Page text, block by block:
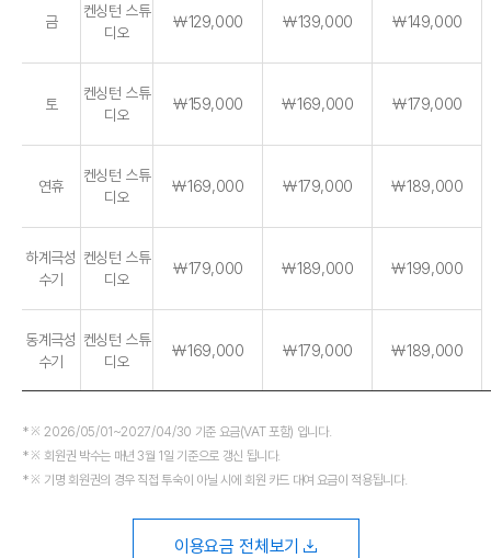
금
켄싱턴 스튜
디오
￦129,000 ￦139,000 ￦149,000
토
켄싱턴 스튜
디오
￦159,000 ￦169,000 ￦179,000
연휴
켄싱턴 스튜
디오
￦169,000 ￦179,000 ￦189,000
하계극성
수기
켄싱턴 스튜
디오
￦179,000 ￦189,000 ￦199,000
동계극성
수기
켄싱턴 스튜
디오
￦169,000 ￦179,000 ￦189,000
※ 2026/05/01~2027/04/30 기준 요금(VAT 포함) 입니다.
※ 회원권 박수는 매년 3월 1일 기준으로 갱신 됩니다.
※ 기명 회원권의 경우 직접 투숙이 아닐 시에 회원 카드 대여 요금이 적용됩니다.
이용요금 전체보기